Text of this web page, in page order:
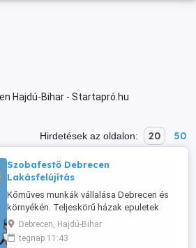
Hajdú-Bihar - Startapró.hu
Hirdetések az oldalon: 20 50
Szobafestő Debrecen
Lakásfelújítás
Kőműves munkák vállalása Debrecen és
környékén. Teljeskörű házak epuletek
renoválása. Falazas .
betonozás.nyilaszárok cseréje.ablak ajto
kavázás.hőszigetelés. külső
Debrecen, Hajdú-Bihar
tegnap 11:43